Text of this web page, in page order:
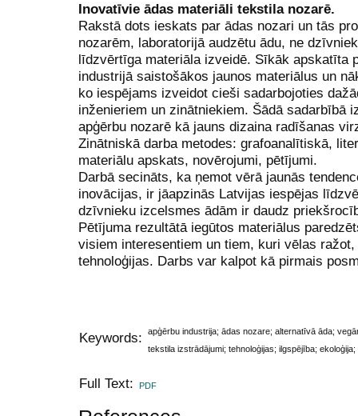
Inovatīvie ādas materiāli tekstila nozarē.
Rakstā dots ieskats par ādas nozari un tās
nozarēm, laboratorijā audzētu ādu, ne
līdzvērtīga materiāla izveidē. Sīkāk apskatīta
industrijā saistošākos jaunos materiālus un
ko iespējams izveidot cieši sadarbojoties
inženieriem un zinātniekiem. Šādā sadarbībā
apģērbu nozarē kā jauns dizaina radīšanas
Zinātniskā darba metodes: grafoanalītiskā,
materiālu apskats, novērojumi, pētījumi.
Darbā secināts, ka ņemot vērā jaunās
inovācijas, ir jāapzinās Latvijas iespējas
dzīvnieku izcelsmes ādām ir daudz
Pētījuma rezultātā iegūtos materiālus
visiem interesentiem un tiem, kuri vēlas
tehnoloģijas. Darbs var kalpot kā pirmais
Keywords:
apģērbu industrija; ādas nozare; alternatīvā āda;
tekstila izstrādājumi; tehnoloģijas; ilgspējība;
Full Text: PDF